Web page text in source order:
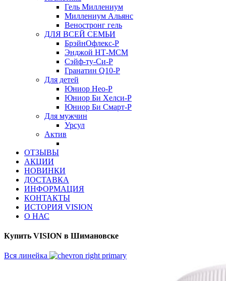
Гель Миллениум
Миллениум Альянс
Веностронг гель
ДЛЯ ВСЕЙ СЕМЬИ
БрэйнОфлекс-Р
Энджой НТ-МСМ
Сэйф-ту-Си-Р
Гранатин Q10-Р
Для детей
Юниор Нео-Р
Юниор Би Хелси-Р
Юниор Би Смарт-Р
Для мужчин
Урсул
Актив
ОТЗЫВЫ
АКЦИИ
НОВИНКИ
ДОСТАВКА
ИНФОРМАЦИЯ
КОНТАКТЫ
ИСТОРИЯ VISION
О НАС
Купить VISION в Шимановске
Вся линейка